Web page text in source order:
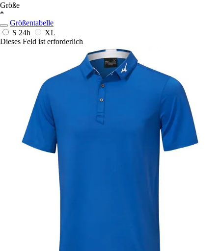
Größe
*
Größentabelle
S 24h
XL
Dieses Feld ist erforderlich